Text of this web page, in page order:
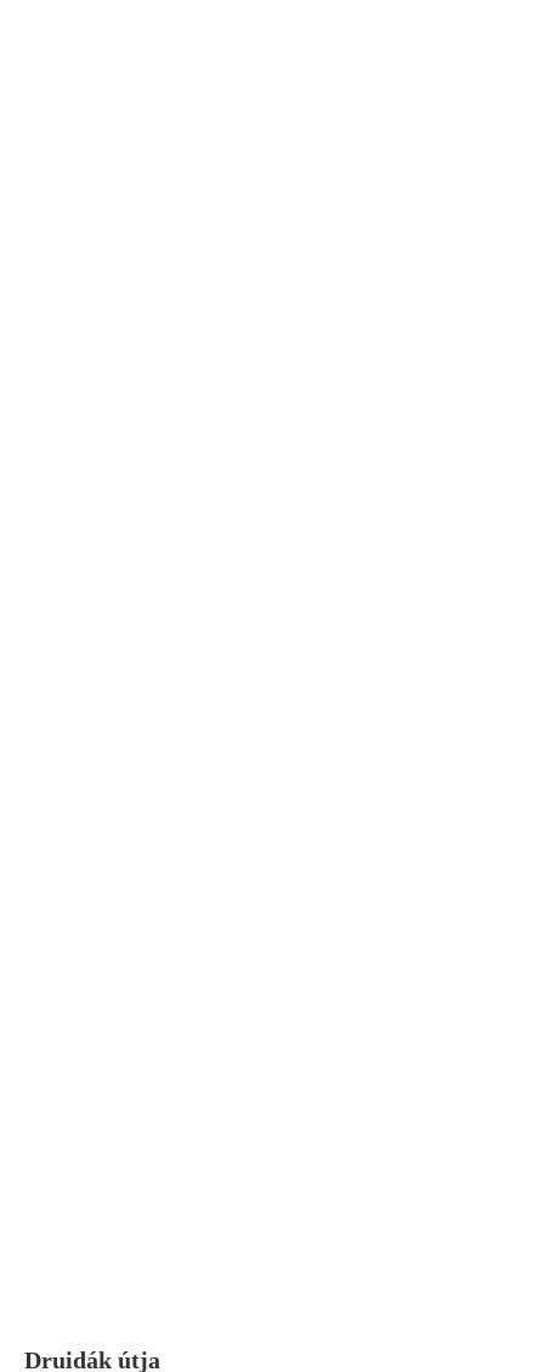
Druidák útja